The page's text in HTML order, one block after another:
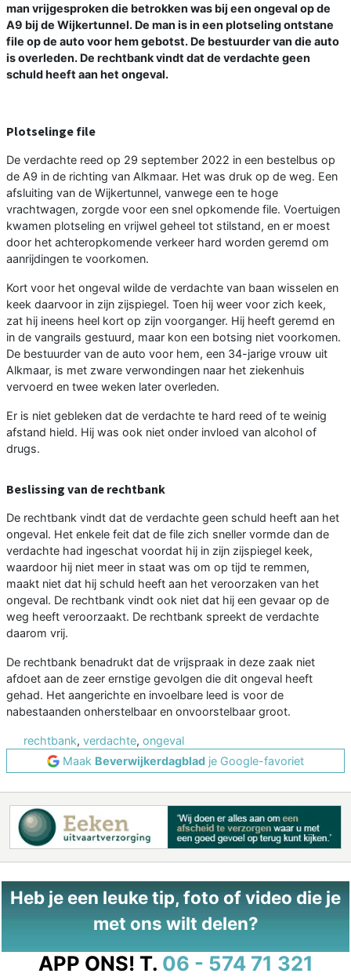
man vrijgesproken die betrokken was bij een ongeval op de
A9 bij de Wijkertunnel. De man is in een plotseling ontstane
file op de auto voor hem gebotst. De bestuurder van die auto
is overleden. De rechtbank vindt dat de verdachte geen
schuld heeft aan het ongeval.
Plotselinge file
De verdachte reed op 29 september 2022 in een bestelbus op
de A9 in de richting van Alkmaar. Het was druk op de weg. Een
afsluiting van de Wijkertunnel, vanwege een te hoge
vrachtwagen, zorgde voor een snel opkomende file. Voertuigen
kwamen plotseling en vrijwel geheel tot stilstand, en er moest
door het achteropkomende verkeer hard worden geremd om
aanrijdingen te voorkomen.
Kort voor het ongeval wilde de verdachte van baan wisselen en
keek daarvoor in zijn zijspiegel. Toen hij weer voor zich keek,
zat hij ineens heel kort op zijn voorganger. Hij heeft geremd en
in de vangrails gestuurd, maar kon een botsing niet voorkomen.
De bestuurder van de auto voor hem, een 34-jarige vrouw uit
Alkmaar, is met zware verwondingen naar het ziekenhuis
vervoerd en twee weken later overleden.
Er is niet gebleken dat de verdachte te hard reed of te weinig
afstand hield. Hij was ook niet onder invloed van alcohol of
drugs.
Beslissing van de rechtbank
De rechtbank vindt dat de verdachte geen schuld heeft aan het
ongeval. Het enkele feit dat de file zich sneller vormde dan de
verdachte had ingeschat voordat hij in zijn zijspiegel keek,
waardoor hij niet meer in staat was om op tijd te remmen,
maakt niet dat hij schuld heeft aan het veroorzaken van het
ongeval. De rechtbank vindt ook niet dat hij een gevaar op de
weg heeft veroorzaakt. De rechtbank spreekt de verdachte
daarom vrij.
De rechtbank benadrukt dat de vrijspraak in deze zaak niet
afdoet aan de zeer ernstige gevolgen die dit ongeval heeft
gehad. Het aangerichte en invoelbare leed is voor de
nabestaanden onherstelbaar en onvoorstelbaar groot.
rechtbank, verdachte, ongeval
Maak Beverwijkerdagblad je Google-favoriet
Heb je een leuke tip, foto of video die je
met ons wilt delen?
APP ONS! T. 06 - 574 71 321